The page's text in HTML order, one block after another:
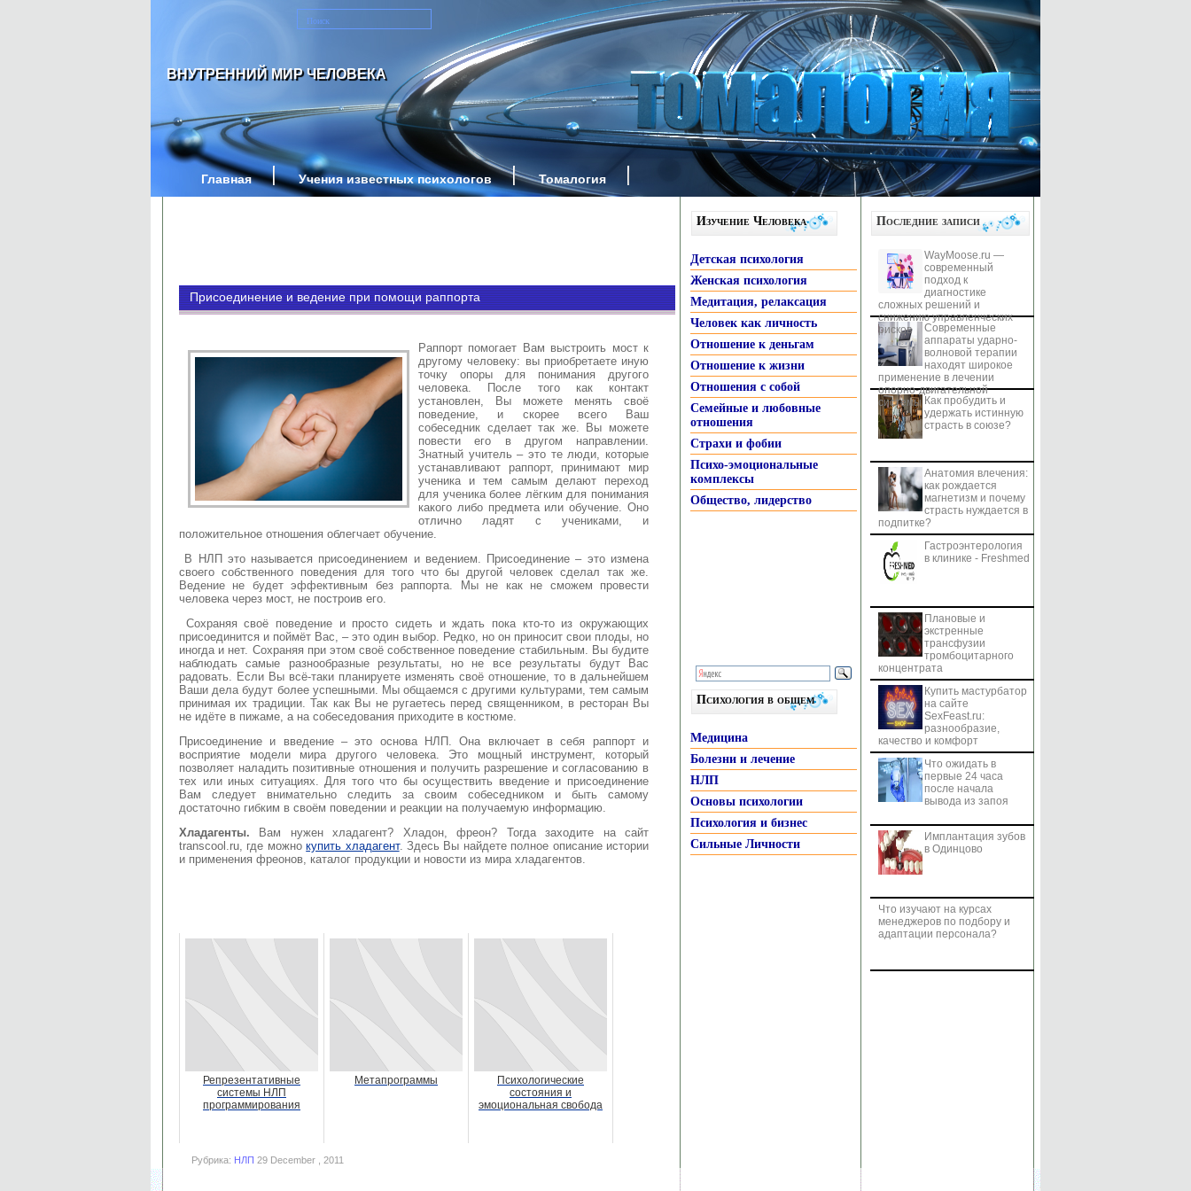
ВНУТРЕННИЙ МИР ЧЕЛОВЕКА
Главная Учения известных психологов Томалогия
Присоединение и ведение при помощи раппорта
Раппорт помогает Вам выстроить мост к
другому человеку: вы приобретаете иную
точку опоры для понимания другого
человека. После того как контакт
установлен, Вы можете менять своё
поведение, и скорее всего Ваш
собеседник сделает так же. Вы можете
повести его в другом направлении.
Знатный учитель – это те люди, которые
устанавливают раппорт, принимают мир
ученика и тем самым делают переход
для ученика более лёгким для понимания
какого либо предмета или обучение. Оно
отлично ладят с учениками, и
положительное отношения облегчает обучение.
В НЛП это называется присоединением и ведением. Присоединение – это измена
своего собственного поведения для того что бы другой человек сделал так же.
Ведение не будет эффективным без раппорта. Мы не как не сможем провести
человека через мост, не построив его.
Сохраняя своё поведение и просто сидеть и ждать пока кто-то из окружающих
присоединится и поймёт Вас, – это один выбор. Редко, но он приносит свои плоды, но
иногда и нет. Сохраняя при этом своё собственное поведение стабильным. Вы будите
наблюдать самые разнообразные результаты, но не все результаты будут Вас
радовать. Если Вы всё-таки планируете изменять своё отношение, то в дальнейшем
Ваши дела будут более успешными. Мы общаемся с другими культурами, тем самым
принимая их традиции. Так как Вы не ругаетесь перед священником, в ресторан Вы
не идёте в пижаме, а на собеседования приходите в костюме.
Присоединение и введение – это основа НЛП. Она включает в себя раппорт и
восприятие модели мира другого человека. Это мощный инструмент, который
позволяет наладить позитивные отношения и получить разрешение и согласованию в
тех или иных ситуациях. Для того что бы осуществить введение и присоединение
Вам следует внимательно следить за своим собеседником и быть самому
достаточно гибким в своём поведении и реакции на получаемую информацию.
Хладагенты. Вам нужен хладагент? Хладон, фреон? Тогда заходите на сайт
transcool.ru, где можнокупить хладагент. Здесь Вы найдете полное описание истории
и применения фреонов, каталог продукции и новости из мира хладагентов.
Репрезентативные
системы НЛП
программирования
Метапрограммы
Психологические
состояния и
эмоциональная свобода
Рубрика: НЛП 29 December , 2011
Изучение Человека
Детская психология
Женская психология
Медитация, релаксация
Человек как личность
Отношение к деньгам
Отношение к жизни
Отношения с собой
Семейные и любовные
отношения
Страхи и фобии
Психо-эмоциональные
комплексы
Общество, лидерство
Психология в общем
Медицина
Болезни и лечение
НЛП
Основы психологии
Психология и бизнес
Сильные Личности
Последние записи
WayMoose.ru —
современный
подход к
диагностике
сложных решений и
снижению управленческих
рисков
Современные
аппараты ударно-
волновой терапии
находят широкое
применение в лечении
опорно-двигательной
системы Как пробудить и
удержать истинную
страсть в союзе?
Анатомия влечения:
как рождается
магнетизм и почему
страсть нуждается в
подпитке?
Гастроэнтерология
в клинике - Freshmed
Плановые и
экстренные
трансфузии
тромбоцитарного
концентрата
Купить мастурбатор
на сайте
SexFeast.ru:
разнообразие,
качество и комфорт
Что ожидать в
первые 24 часа
после начала
вывода из запоя
Имплантация зубов
в Одинцово
Что изучают на курсах
менеджеров по подбору и
адаптации персонала?